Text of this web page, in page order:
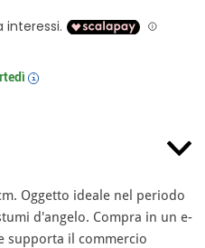
i
Oggetto ideale nel periodo
d'angelo. Compra in un e-
supporta il commercio